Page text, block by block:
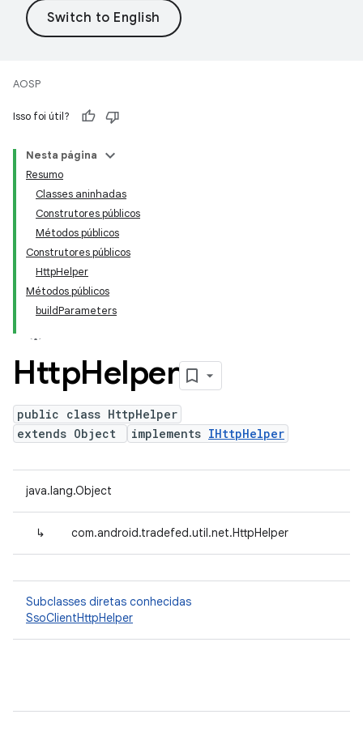
AOSP
Isso foi útil?
Nesta página
Resumo
Classes aninhadas
Construtores públicos
Métodos públicos
Construtores públicos
HttpHelper
Métodos públicos
buildParameters
HttpHelper
public class HttpHelper
extends Object
implements IHttpHelper
java.lang.Object
↳ com.android.tradefed.util.net.HttpHelper
Subclasses diretas conhecidas
SsoClientHttpHelper